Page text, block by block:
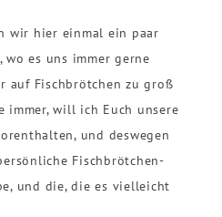
wir hier einmal ein paar
wo es uns immer gerne
auf Fischbrötchen zu groß
will ich Euch unsere
und deswegen
Fischbrötchen-
und die, die es vielleicht